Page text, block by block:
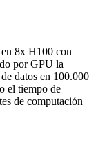
8x H100 con
por GPU la
datos en 100.000
el tiempo de
de computación